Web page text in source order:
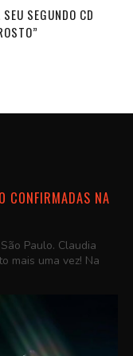
SEGUNDO CD
CONFIRMADAS NA
Paulo. Claudia
mais uma vez! Na